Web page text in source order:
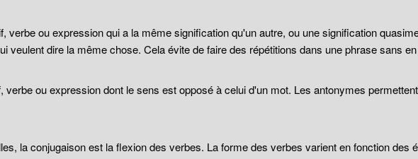
verbe ou expression qui a la même signification qu'un autre, ou une signification
veulent dire la même chose. Cela évite de faire des répétitions dans une phrase sans
verbe ou expression dont le sens est opposé à celui d'un mot. Les antonymes
la conjugaison est la flexion des verbes. La forme des verbes varient en fonction des